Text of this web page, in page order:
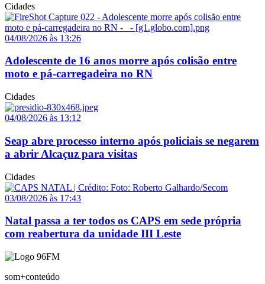
Cidades
04/08/2026 às 13:26
Adolescente de 16 anos morre após colisão entre
moto e pá-carregadeira no RN
Cidades
04/08/2026 às 13:12
Seap abre processo interno após policiais se negarem
a abrir Alcaçuz para visitas
Cidades
03/08/2026 às 17:43
Natal passa a ter todos os CAPS em sede própria
com reabertura da unidade III Leste
som+conteúdo